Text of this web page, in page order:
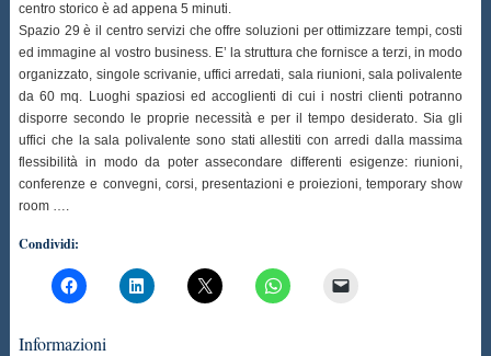
centro storico è ad appena 5 minuti.
Spazio 29 è il centro servizi che offre soluzioni per ottimizzare tempi, costi
ed immagine al vostro business. E’ la struttura che fornisce a terzi, in modo
organizzato, singole scrivanie, uffici arredati, sala riunioni, sala polivalente
da 60 mq. Luoghi spaziosi ed accoglienti di cui i nostri clienti potranno
disporre secondo le proprie necessità e per il tempo desiderato. Sia gli
uffici che la sala polivalente sono stati allestiti con arredi dalla massima
flessibilità in modo da poter assecondare differenti esigenze: riunioni,
conferenze e convegni, corsi, presentazioni e proiezioni, temporary show
room ….
Condividi:
Informazioni